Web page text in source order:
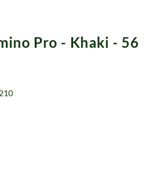
Pro - Khaki - 56